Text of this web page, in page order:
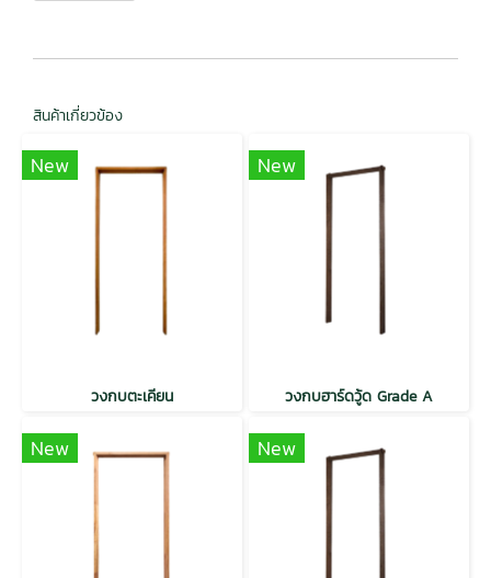
สินค้าเกี่ยวข้อง
New
วงกบตะเคียน
New
วงกบฮาร์ดวู้ด Grade A
New New